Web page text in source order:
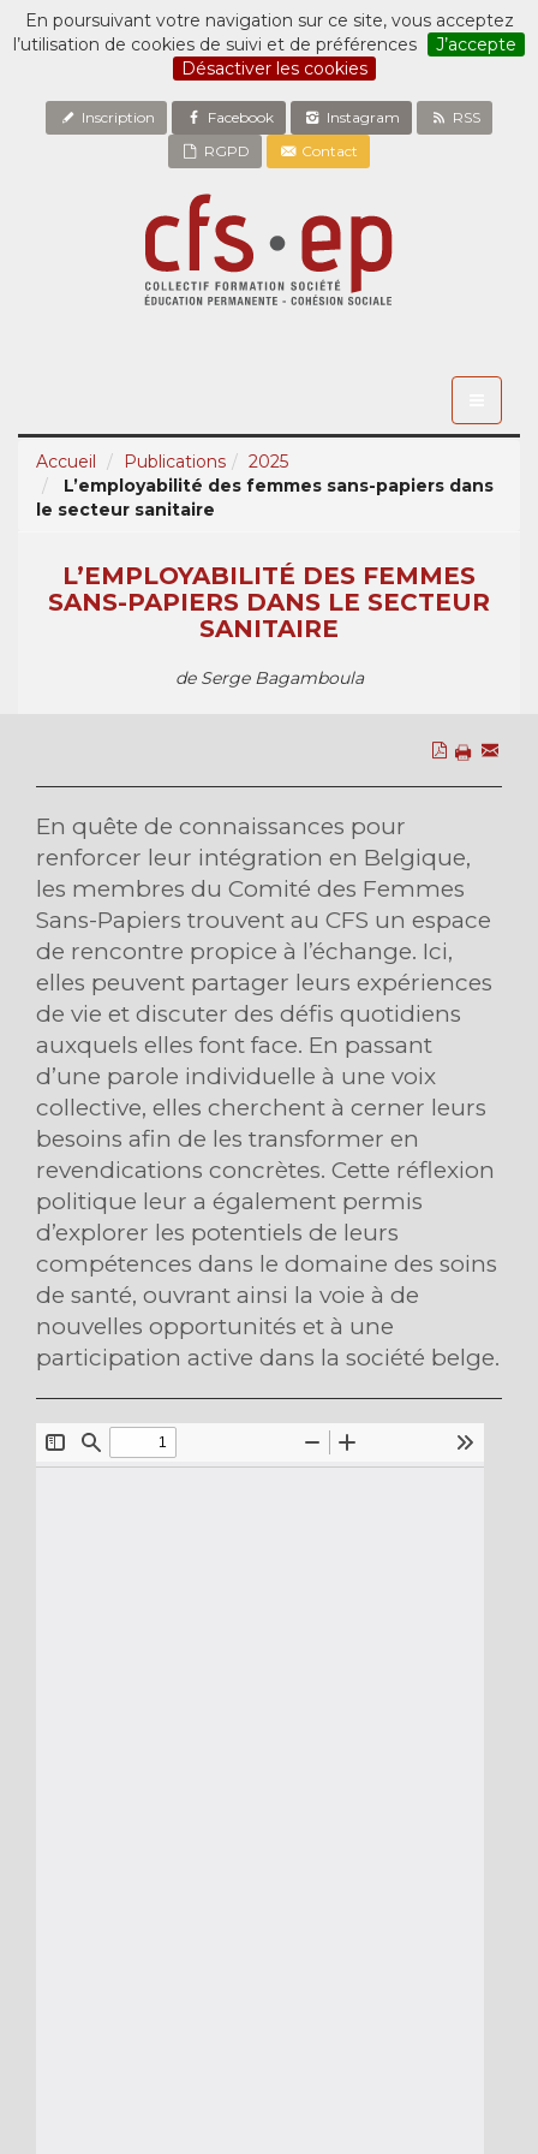
En poursuivant votre navigation sur ce site, vous acceptez
l’utilisation de cookies de suivi et de préférences
J’accepte
Désactiver les cookies
Inscription Facebook Instagram
RSS
RGPD
Contact
Accueil
Publications
2025
L’employabilité des femmes sans-papiers dans
le secteur sanitaire
L’EMPLOYABILITÉ DES FEMMES
SANS-PAPIERS DANS LE SECTEUR
SANITAIRE
de Serge Bagamboula
En quête de connaissances pour
renforcer leur intégration en Belgique,
les membres du Comité des Femmes
Sans-Papiers trouvent au CFS un espace
de rencontre propice à l’échange. Ici,
elles peuvent partager leurs expériences
de vie et discuter des défis quotidiens
auxquels elles font face. En passant
d’une parole individuelle à une voix
collective, elles cherchent à cerner leurs
besoins afin de les transformer en
revendications concrètes. Cette réflexion
politique leur a également permis
d’explorer les potentiels de leurs
compétences dans le domaine des soins
de santé, ouvrant ainsi la voie à de
nouvelles opportunités et à une
participation active dans la société belge.